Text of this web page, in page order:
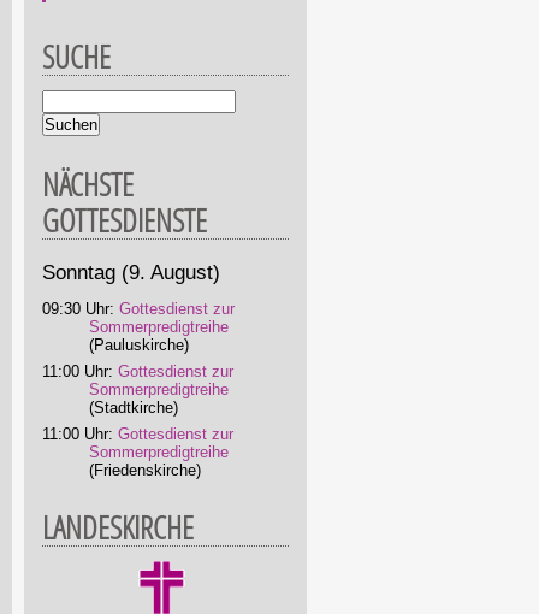
SUCHE
NÄCHSTE
GOTTESDIENSTE
Sonntag (9. August)
09:30 Uhr: Gottesdienst zur
Sommerpredigtreihe
(Pauluskirche)
11:00 Uhr: Gottesdienst zur
Sommerpredigtreihe
(Stadtkirche)
11:00 Uhr: Gottesdienst zur
Sommerpredigtreihe
(Friedenskirche)
LANDESKIRCHE